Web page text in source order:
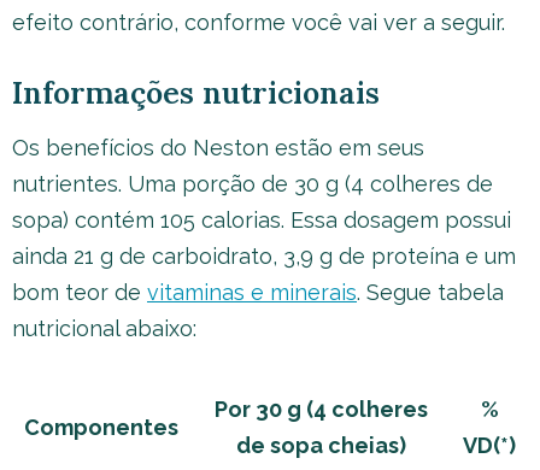
efeito contrário, conforme você vai ver a seguir.
Informações nutricionais
Os benefícios do Neston estão em seus
nutrientes. Uma porção de 30 g (4 colheres de
sopa) contém 105 calorias. Essa dosagem possui
ainda 21 g de carboidrato, 3,9 g de proteína e um
bom teor de vitaminas e minerais. Segue tabela
nutricional abaixo:
Componentes
Por 30 g (4 colheres
de sopa cheias)
%
VD(*)